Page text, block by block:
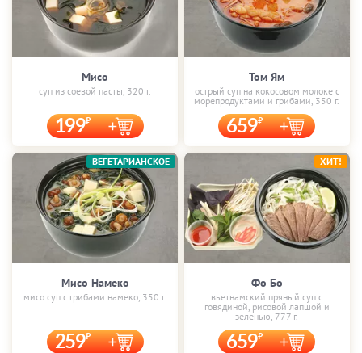
Мисо
суп из соевой пасты, 320 г.
199
Том Ям
острый суп на кокосовом молоке с
морепродуктами и грибами, 350 г.
659
Мисо Намеко
мисо суп с грибами намеко, 350 г.
259
ВЕГЕТАРИАНСКОЕ
Фо Бо
вьетнамский пряный суп с
говядиной, рисовой лапшой и
зеленью, 777 г.
659
ХИТ!